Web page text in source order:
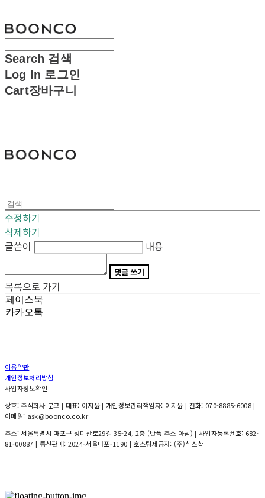
Search 검색
Log In 로그인
Cart장바구니
수정하기
삭제하기
글쓴이
내용
댓글 쓰기
목록으로 가기
페이스북
카카오톡
이용약관
개인정보처리방침
사업자정보확인
상호: 주식회사 분코 | 대표: 이지윤 | 개인정보관리책임자: 이지윤 | 전화: 070-8885-6008 |
이메일: ask@boonco.co.kr
주소: 서울특별시 마포구 성미산로29길 35-24, 2층 (반품 주소 아님) | 사업자등록번호: 682-
81-00887 | 통신판매: 2024-서울마포-1190 | 호스팅제공자: (주)식스샵